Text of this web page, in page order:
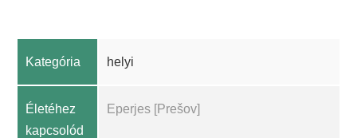
Kategória helyi
Életéhez
kapcsolód
Eperjes [Prešov]